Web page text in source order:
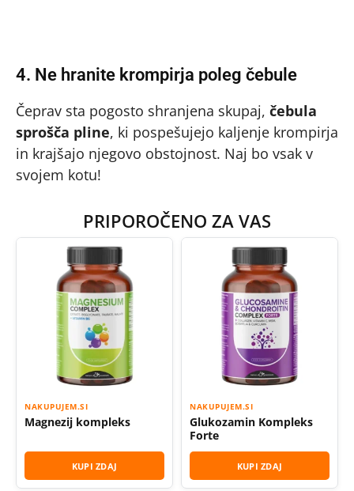
4. Ne hranite krompirja poleg čebule
Čeprav sta pogosto shranjena skupaj, čebula
sprošča pline, ki pospešujejo kaljenje krompirja
in krajšajo njegovo obstojnost. Naj bo vsak v
svojem kotu!
PRIPOROČENO ZA VAS
NAKUPUJEM.SI
Magnezij kompleks
KUPI ZDAJ
NAKUPUJEM.SI
Glukozamin Kompleks
Forte
KUPI ZDAJ